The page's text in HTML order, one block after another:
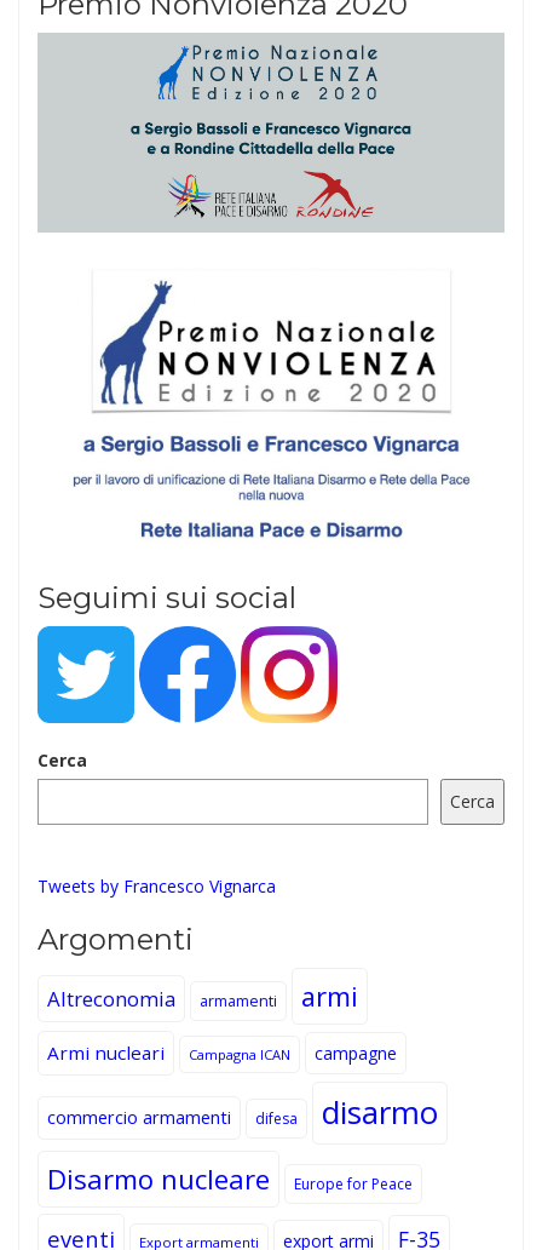
Seguimi sui social
Cerca
Cerca
Tweets by Francesco Vignarca
Argomenti
Altreconomia armamenti armi
Armi nucleari Campagna ICAN campagne
commercio armamenti difesa disarmo
Disarmo nucleare Europe for Peace
eventi Export armamenti export armi F-35